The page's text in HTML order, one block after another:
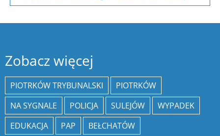
Zobacz więcej
PIOTRKÓW TRYBUNALSKI
PIOTRKÓW
NA SYGNALE
POLICJA SULEJÓW
WYPADEK
EDUKACJA
PAP
BEŁCHATÓW